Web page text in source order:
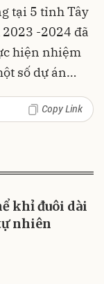
tại 5 tỉnh Tây
-2024 đã
hiện nhiệm
số dự án…
Copy Link
khỉ đuôi dài
nhiên